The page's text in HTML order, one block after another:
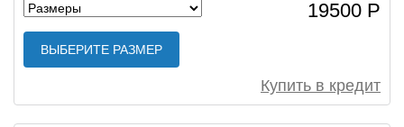
19500 Р
ВЫБЕРИТЕ РАЗМЕР
Купить в кредит